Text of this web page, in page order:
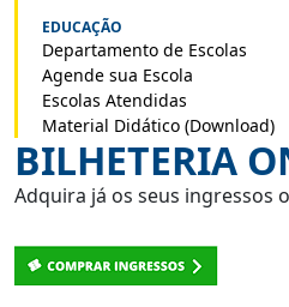
EDUCAÇÃO
Departamento de Escolas
Agende sua Escola
Escolas Atendidas
Material Didático (Download)
BILHETERIA
Adquira já os seus ingressos